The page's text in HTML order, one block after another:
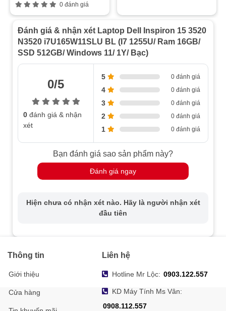
0 đánh giá
Đánh giá & nhận xét Laptop Dell Inspiron 15 3520
N3520 i7U165W11SLU BL (I7 1255U/ Ram 16GB/
SSD 512GB/ Windows 11/ 1Y/ Bạc)
0/5
0 đánh giá & nhận
xét
5 0 đánh giá
4 0 đánh giá
3 0 đánh giá
2 0 đánh giá
1 0 đánh giá
Bạn đánh giá sao sản phẩm này?
Đánh giá ngay
Hiện chưa có nhận xét nào. Hãy là người nhận xét
đầu tiên
Thông tin
Giới thiệu
Cửa hàng
Liên hệ
Hotline Mr Lộc: 0903.122.557
KD Máy Tính Ms Vân:
0908.112.557